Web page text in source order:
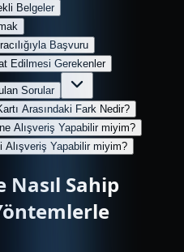
Belgeler
Başvuru
Edilmesi Gerekenler
Sorular
Arasındaki Fark Nedir?
Alışveriş Yapabilir miyim?
Yapabilir miyim?
Sahip